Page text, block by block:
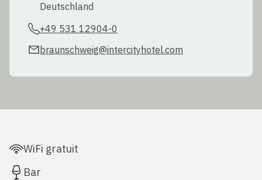
Deutschland
+49 531 12904-0
braunschweig@intercityhotel.com
WiFi gratuit
Bar